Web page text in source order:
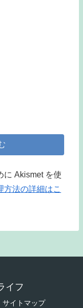
に Akismet を使
方法の詳細はこ
イフ
サイトマップ